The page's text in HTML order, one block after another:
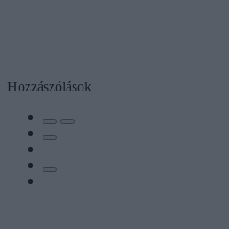
Hozzászólások